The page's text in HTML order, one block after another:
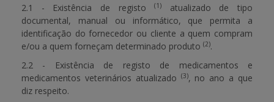
2.1 - Existência de registo(1)
atualizado de tipo
documental, manual ou informático, que permita a
identificação do fornecedor ou cliente a quem compram
e/ou a quem forneçam determinado produto (2).
2.2 - Existência de registo de medicamentos e
medicamentos veterinários atualizado (3), no ano a que
diz respeito.